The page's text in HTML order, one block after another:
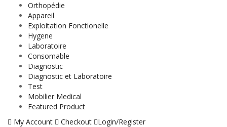
Orthopédie
Appareil
Exploitation Fonctionelle
Hygene
Laboratoire
Consomable
Diagnostic
Diagnostic et Laboratoire
Test
Mobilier Medical
Featured Product
My Account
Checkout Login/Register